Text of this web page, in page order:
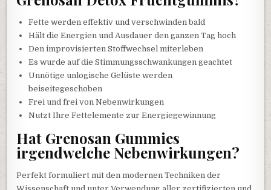
Fette werden effektiv und verschwinden bald
Hält die Energien und Ausdauer den ganzen Tag hoch
Den improvisierten Stoffwechsel miterleben
Es wurde auf die Stimmungsschwankungen geachtet
Unnötige unlogische Gelüste werden
beiseitegeschoben
Frei und frei von Nebenwirkungen
Nutzt Ihre Fettelemente zur Energiegewinnung
Hat Grenosan Gummies
irgendwelche Nebenwirkungen?
Perfekt formuliert mit den modernen Techniken der